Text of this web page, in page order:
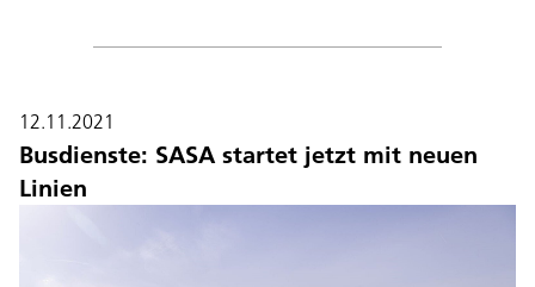
12.11.2021
Busdienste: SASA startet jetzt mit neuen
Linien